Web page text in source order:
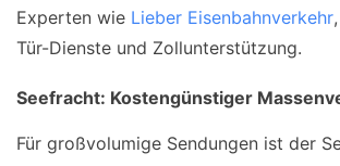
Experten wie Lieber Eisenbahnverkehr
Tür-Dienste und Zollunterstützung.
Seefracht: Kostengünstiger
Für großvolumige Sendungen ist der